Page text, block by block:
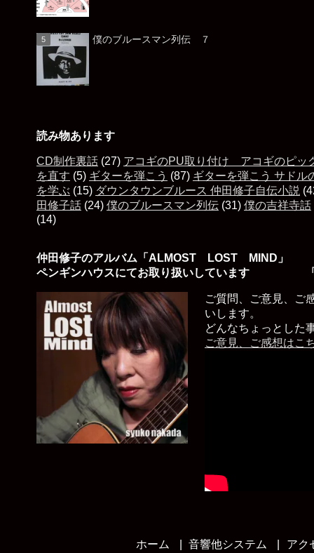
僕のブルースマン列伝 ７
読み物あります
CD制作裏話 (27) アコギのPU取り付け アコギのピッ
を直す (5) ギターを弾こう (87) ギターを弾こう サドル
を学ぶ (15) ダウンタウンブルース 仲田修子自伝小説
田修子話 (24) 僕のブルースマン列伝 (31) 僕の吉祥寺話
(14)
仲田修子のアルバム「ALMOST LOST MIND」
ペンギンハウスにてお取り扱いしています 「
ご質問、ご意見、ご
いします。
どんなちょっとした
ご意見、ご感想はこ
ホーム 音響他システム アク